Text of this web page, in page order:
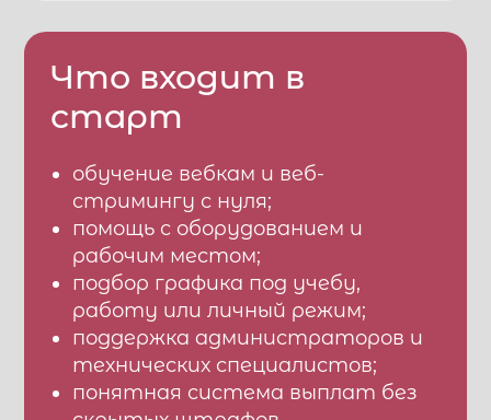
Что входит в
старт
обучение вебкам и веб-
стримингу с нуля;
помощь с оборудованием и
рабочим местом;
подбор графика под учебу,
работу или личный режим;
поддержка администраторов и
технических специалистов;
понятная система выплат без